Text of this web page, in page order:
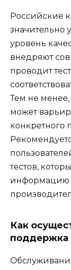
Российские
значительно
уровень
внедряют
проводит
Тем не менее,
может
конкретного
тестов,
информацию
Как
поддержка